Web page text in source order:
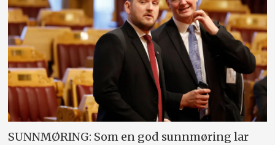
SUNNMØRING: Som en god sunnmøring lar